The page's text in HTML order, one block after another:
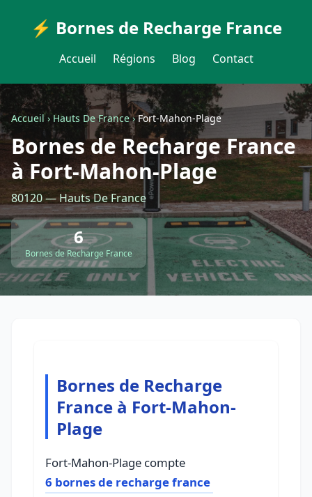
⚡ Bornes de Recharge France
Accueil Régions Blog Contact
Accueil›Hauts De France›Fort-Mahon-Plage
Bornes de Recharge France
à Fort-Mahon-Plage
80120 — Hauts De France
6
Bornes de Recharge France
Bornes de Recharge
France à Fort-Mahon-
Plage
Fort-Mahon-Plage compte
6 bornes de recharge france